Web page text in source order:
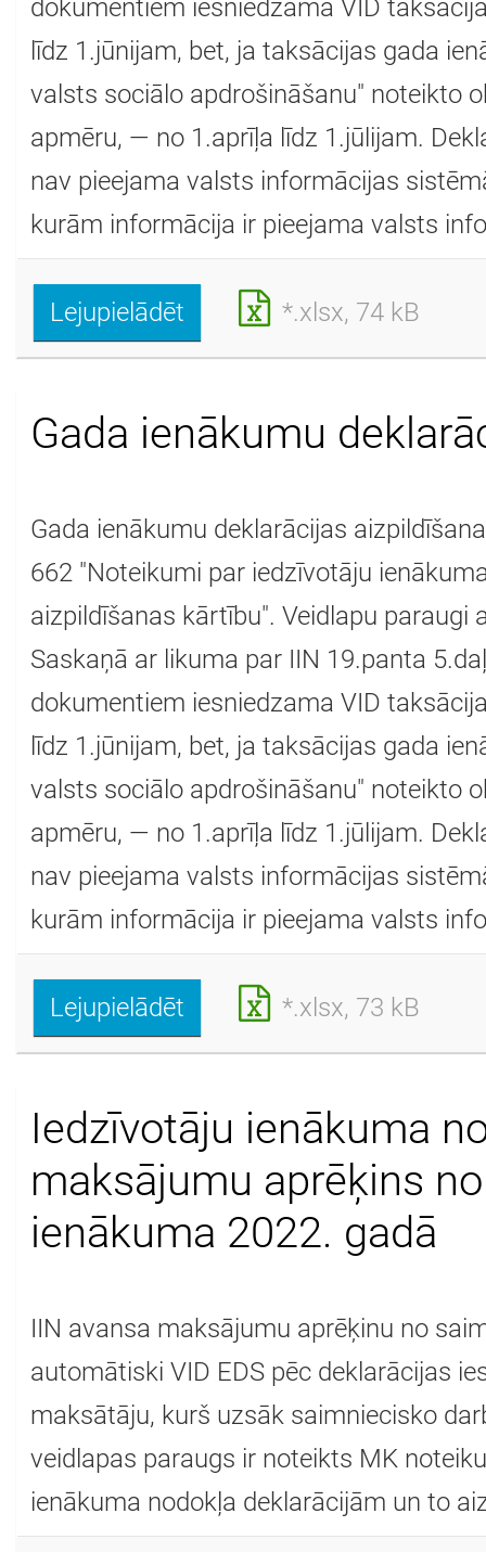
dokumentiem iesniedzama VID
līdz 1.jūnijam, bet, ja taksācijas gada
valsts sociālo apdrošināšanu" noteikto
apmēru, — no 1.aprīļa līdz 1.jūlijam.
nav pieejama valsts informācijas
kurām informācija ir pieejama valsts
Lejupielādēt *.xlsx, 74 kB
Gada ienākumu
Gada ienākumu deklarācijas
662 "Noteikumi par iedzīvotāju
aizpildīšanas kārtību". Veidlapu
Saskaņā ar likuma par IIN 19.panta
dokumentiem iesniedzama VID
līdz 1.jūnijam, bet, ja taksācijas gada
valsts sociālo apdrošināšanu" noteikto
apmēru, — no 1.aprīļa līdz 1.jūlijam.
nav pieejama valsts informācijas
kurām informācija ir pieejama valsts
Lejupielādēt *.xlsx, 73 kB
Iedzīvotāju ienākuma
maksājumu aprēķins
ienākuma 2022. gadā
IIN avansa maksājumu aprēķinu no
automātiski VID EDS pēc deklarācijas
maksātāju, kurš uzsāk saimniecisko
veidlapas paraugs ir noteikts MK
ienākuma nodokļa deklarācijām un to